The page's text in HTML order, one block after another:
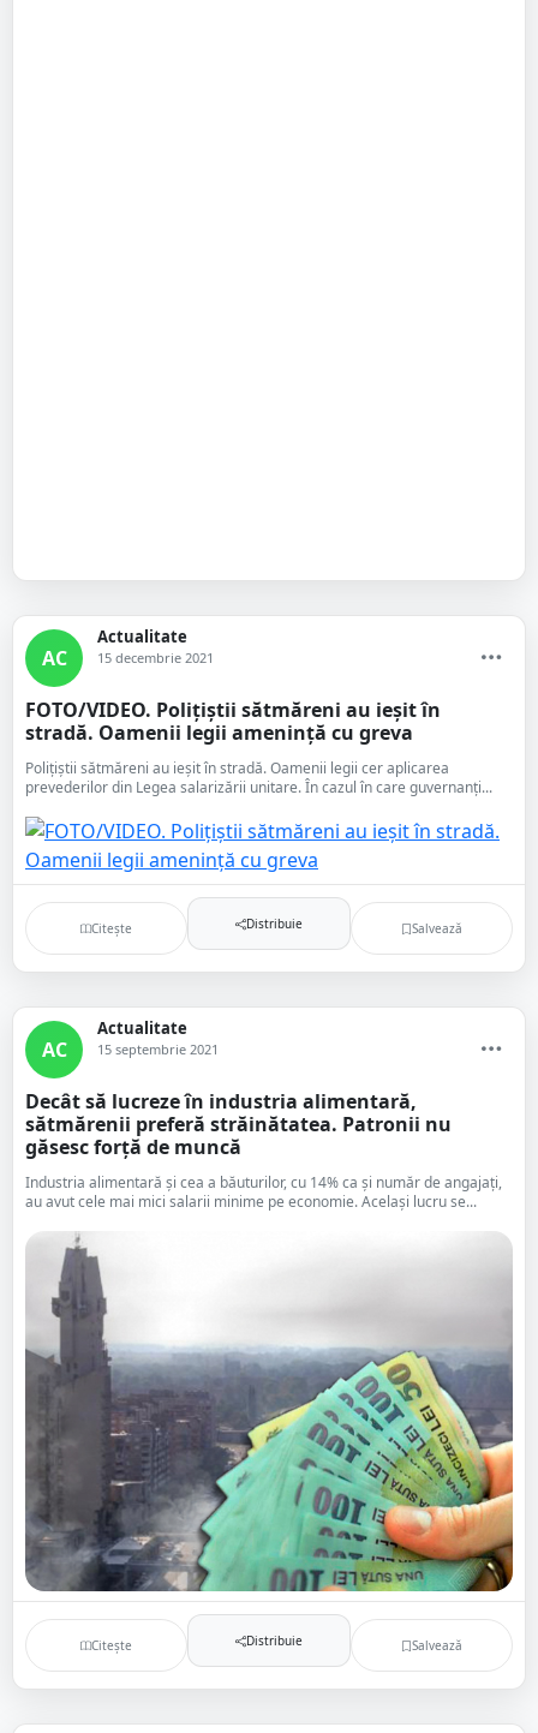
AC
Actualitate
15 decembrie 2021
FOTO/VIDEO. Polițiștii sătmăreni au ieșit în
stradă. Oamenii legii amenință cu greva
Polițiștii sătmăreni au ieșit în stradă. Oamenii legii cer aplicarea
prevederilor din Legea salarizării unitare. În cazul în care guvernanți...
Citește Distribuie Salvează
AC
Actualitate
15 septembrie 2021
Decât să lucreze în industria alimentară,
sătmărenii preferă străinătatea. Patronii nu
găsesc forță de muncă
Industria alimentară și cea a băuturilor, cu 14% ca și număr de angajați,
au avut cele mai mici salarii minime pe economie. Același lucru se...
Citește Distribuie Salvează